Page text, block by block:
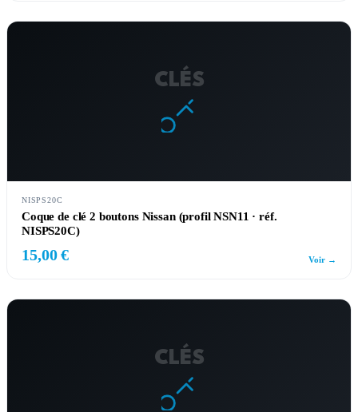
CLÉS
NISPS20C
Coque de clé 2 boutons Nissan (profil NSN11 · réf.
NISPS20C)
15,00 € Voir →
CLÉS